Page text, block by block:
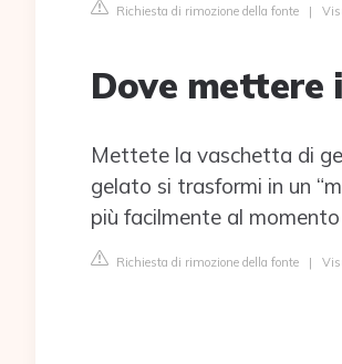
Richiesta di rimozione della fonte |
Dove mettere
Mettete la vaschetta di
gelato si trasformi in un
più facilmente al
Richiesta di rimozione della fonte |